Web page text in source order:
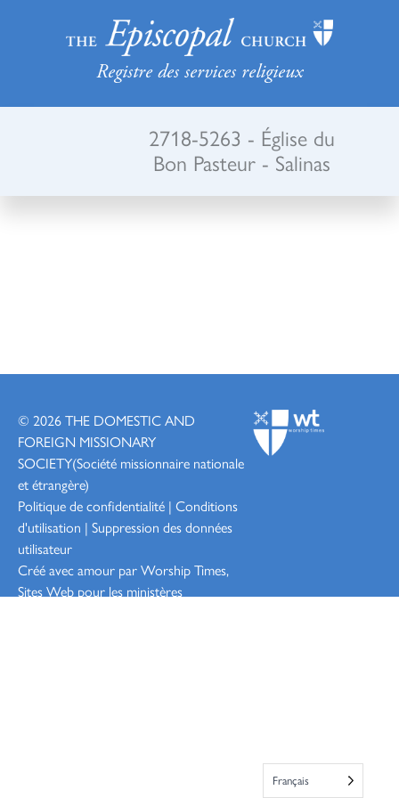
Registre des services religieux
2718-5263 - Église du
Bon Pasteur - Salinas
© 2026THE DOMESTIC AND
FOREIGN MISSIONARY
SOCIETY(Société missionnaire nationale
et étrangère)
Politique de confidentialité | Conditions
d'utilisation | Suppression des données
utilisateur
Créé avec amour par WorshipTimes,
Sites Web pour les ministères
Français